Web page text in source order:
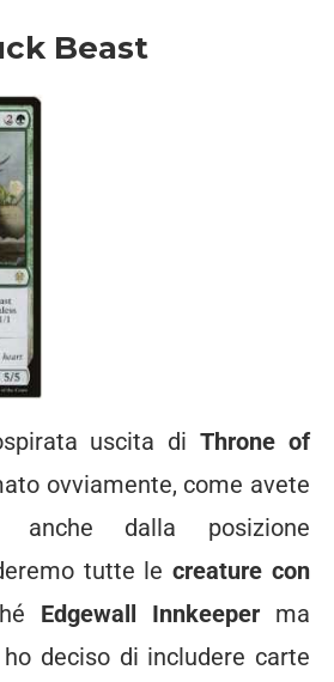
Beast
uscita diThrone of
ovviamente, come avete
anche dalla posizione
tutte lecreature con
Edgewall Innkeeper ma
deciso di includere carte